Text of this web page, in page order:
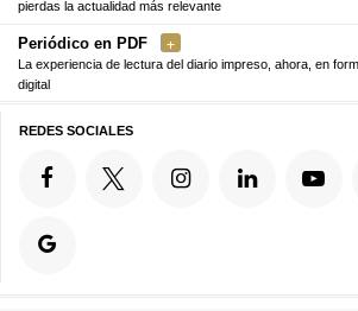
pierdas la actualidad más relevante
Periódico en PDF
La experiencia de lectura del diario impreso, ahora, en
digital
REDES SOCIALES